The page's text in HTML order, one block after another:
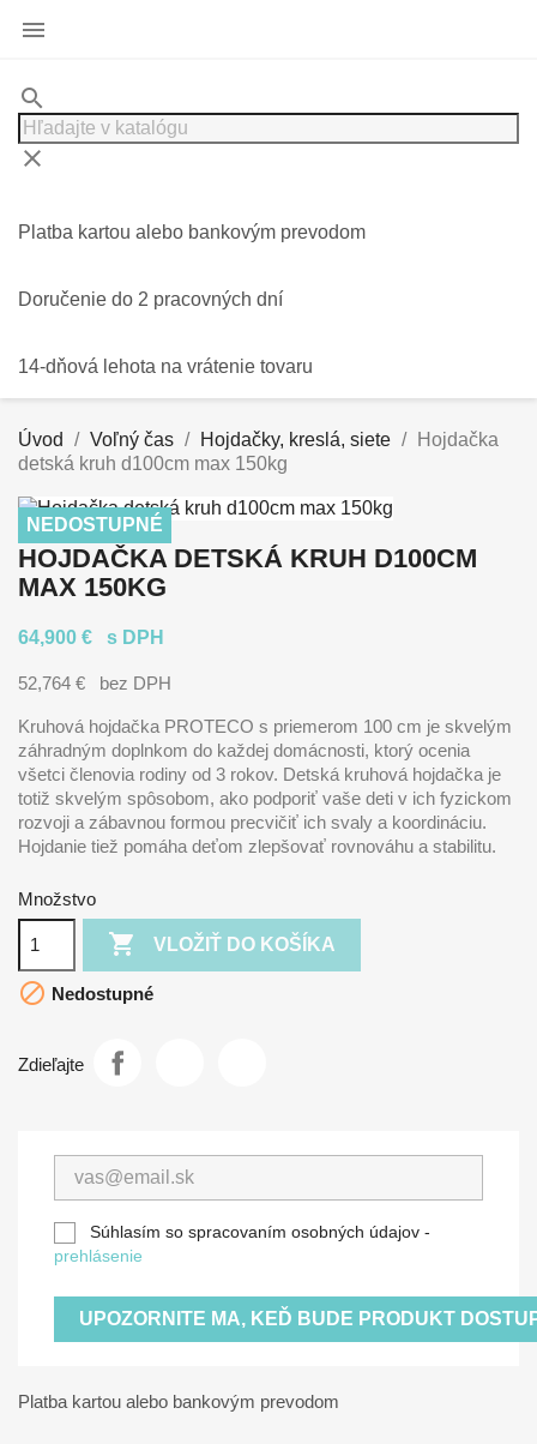

search
clear
Platba kartou alebo bankovým prevodom
Doručenie do 2 pracovných dní
14-dňová lehota na vrátenie tovaru
Úvod Voľný čas Hojdačky, kreslá, siete
Hojdačka
detská kruh d100cm max 150kg
NEDOSTUPNÉ
HOJDAČKA DETSKÁ KRUH D100CM
MAX 150KG
64,900 € s DPH
52,764 € bez DPH
Kruhová hojdačka PROTECO s priemerom 100 cm je skvelým
záhradným doplnkom do každej domácnosti, ktorý ocenia
všetci členovia rodiny od 3 rokov. Detská kruhová hojdačka je
totiž skvelým spôsobom, ako podporiť vaše deti v ich fyzickom
rozvoji a zábavnou formou precvičiť ich svaly a koordináciu.
Hojdanie tiež pomáha deťom zlepšovať rovnováhu a stabilitu.
Množstvo
 VLOŽIŤ DO KOŠÍKA
 Nedostupné
Zdieľajte
Súhlasím so spracovaním osobných údajov -
prehlásenie
UPOZORNITE MA, KEĎ BUDE PRODUKT
Platba kartou alebo bankovým prevodom